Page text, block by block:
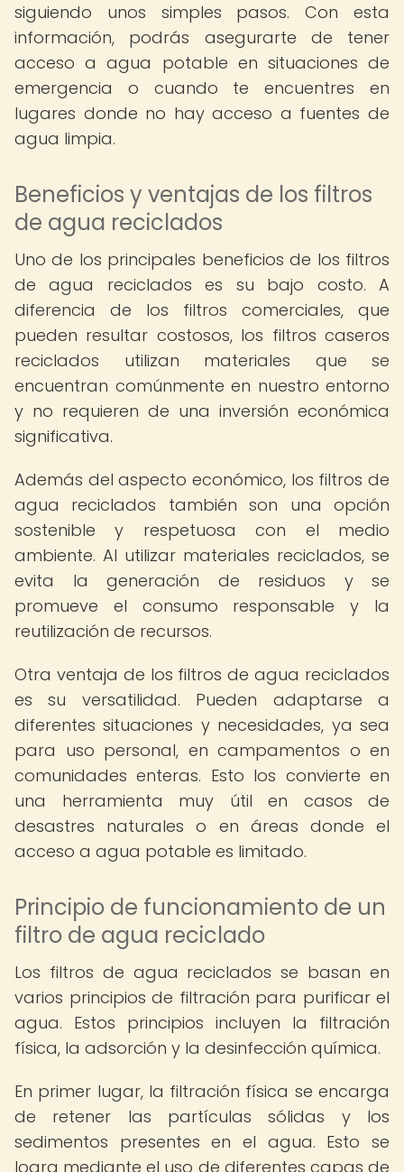
siguiendo unos simples pasos. Con esta
información, podrás asegurarte de tener
acceso a agua potable en situaciones de
emergencia o cuando te encuentres en
lugares donde no hay acceso a fuentes de
agua limpia.
Beneficios y ventajas de los filtros
de agua reciclados
Uno de los principales beneficios de los filtros
de agua reciclados es su bajo costo. A
diferencia de los filtros comerciales, que
pueden resultar costosos, los filtros caseros
reciclados utilizan materiales que se
encuentran comúnmente en nuestro entorno
y no requieren de una inversión económica
significativa.
Además del aspecto económico, los filtros de
agua reciclados también son una opción
sostenible y respetuosa con el medio
ambiente. Al utilizar materiales reciclados, se
evita la generación de residuos y se
promueve el consumo responsable y la
reutilización de recursos.
Otra ventaja de los filtros de agua reciclados
es su versatilidad. Pueden adaptarse a
diferentes situaciones y necesidades, ya sea
para uso personal, en campamentos o en
comunidades enteras. Esto los convierte en
una herramienta muy útil en casos de
desastres naturales o en áreas donde el
acceso a agua potable es limitado.
Principio de funcionamiento de un
filtro de agua reciclado
Los filtros de agua reciclados se basan en
varios principios de filtración para purificar el
agua. Estos principios incluyen la filtración
física, la adsorción y la desinfección química.
En primer lugar, la filtración física se encarga
de retener las partículas sólidas y los
sedimentos presentes en el agua. Esto se
logra mediante el uso de diferentes capas de